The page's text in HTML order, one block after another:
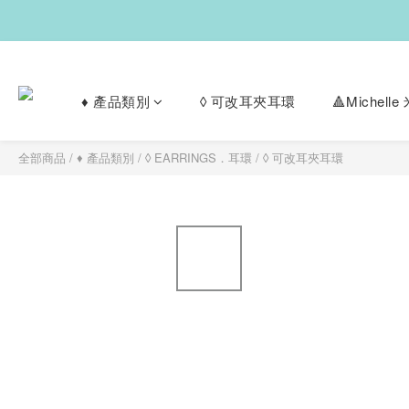
♦︎ 產品類別 ◊ 可改耳夾耳環 🔺Michelle
全部商品 / ♦︎ 產品類別 / ◊ EARRINGS．耳環 / ◊ 可改耳夾耳環